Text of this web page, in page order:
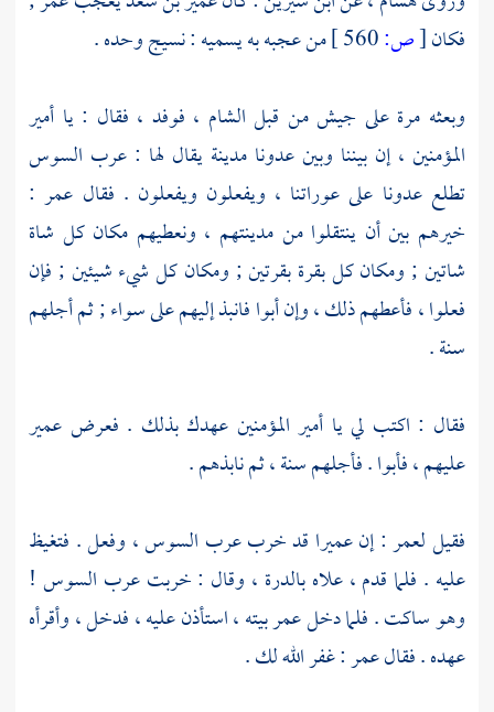
فكان[ص:
من عجبه به يسميه : نسيج وحده .
وبعثه مرة على جيش من قبل الشام ، فوفد ، فقال : يا أمير
المؤمنين ، إن بيننا وبين عدونا مدينة يقال لها : عرب السوس
تطلع عدونا على عوراتنا ، ويفعلون ويفعلون . فقال عمر :
خيرهم بين أن ينتقلوا من مدينتهم ، ونعطيهم مكان كل شاة
شاتين ; ومكان كل بقرة بقرتين ; ومكان كل شيء شيئين ; فإن
فعلوا ، فأعطهم ذلك ، وإن أبوا فانبذ إليهم على سواء ; ثم أجلهم
سنة .
فقال : اكتب لي يا أمير المؤمنين عهدك بذلك . فعرض عمير
عليهم ، فأبوا . فأجلهم سنة ، ثم نابذهم .
فقيللعمر: إنعميرا قد خربعرب السوس، وفعل . فتغيظ
عليه . فلما قدم ، علاه بالدرة ، وقال : خربتعرب السوس !
وهو ساكت . فلما دخلعمربيته ، استأذن عليه ، فدخل ، وأقرأه
عهده . فقالعمر: غفر الله لك .